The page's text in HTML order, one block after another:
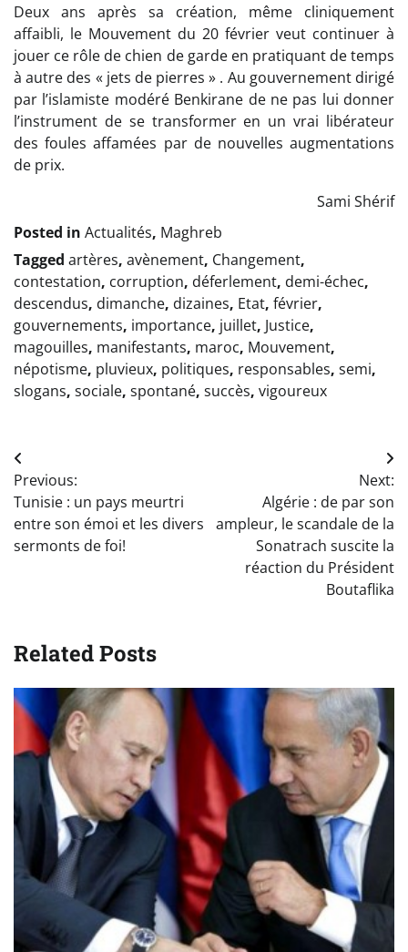
Deux ans après sa création, même cliniquement
affaibli, le Mouvement du 20 février veut continuer à
jouer ce rôle de chien de garde en pratiquant de temps
à autre des « jets de pierres » . Au gouvernement dirigé
par l’islamiste modéré Benkirane de ne pas lui donner
l’instrument de se transformer en un vrai libérateur
des foules affamées par de nouvelles augmentations
de prix.
Sami Shérif
Posted in Actualités, Maghreb
Tagged artères, avènement, Changement,
contestation, corruption, déferlement, demi-échec,
descendus, dimanche, dizaines, Etat, février,
gouvernements, importance, juillet, Justice,
magouilles, manifestants, maroc, Mouvement,
népotisme, pluvieux, politiques, responsables, semi,
slogans, sociale, spontané, succès, vigoureux
Navigation
de
l’article
Previous:
Tunisie : un pays meurtri
entre son émoi et les divers
sermonts de foi!
Next:
Algérie : de par son
ampleur, le scandale de la
Sonatrach suscite la
réaction du Président
Boutaflika
Related Posts